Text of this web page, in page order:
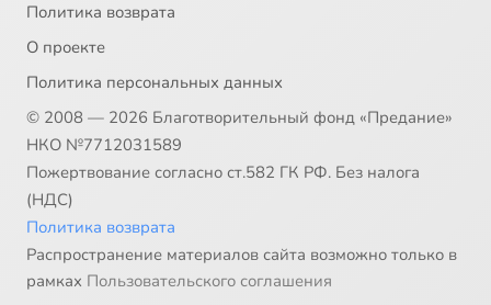
Политика возврата
О проекте
Политика персональных данных
© 2008 — 2026 Благотворительный фонд «Предание»
НКО №7712031589
Пожертвование согласно ст.582 ГК РФ. Без налога
(НДС)
Политика возврата
Распространение материалов сайта возможно только в
рамках Пользовательского соглашения